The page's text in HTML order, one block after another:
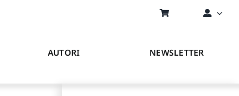
AUTORI NEWSLETTER